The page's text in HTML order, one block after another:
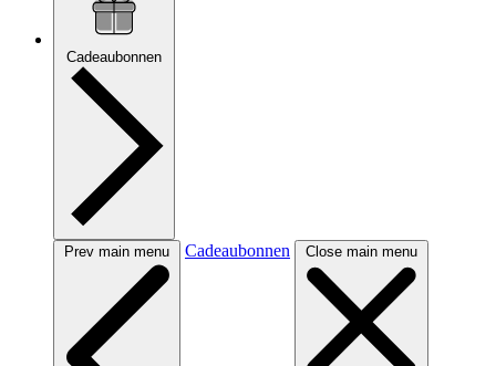
Cadeaubonnen
Prev main menu Cadeaubonnen Close main menu